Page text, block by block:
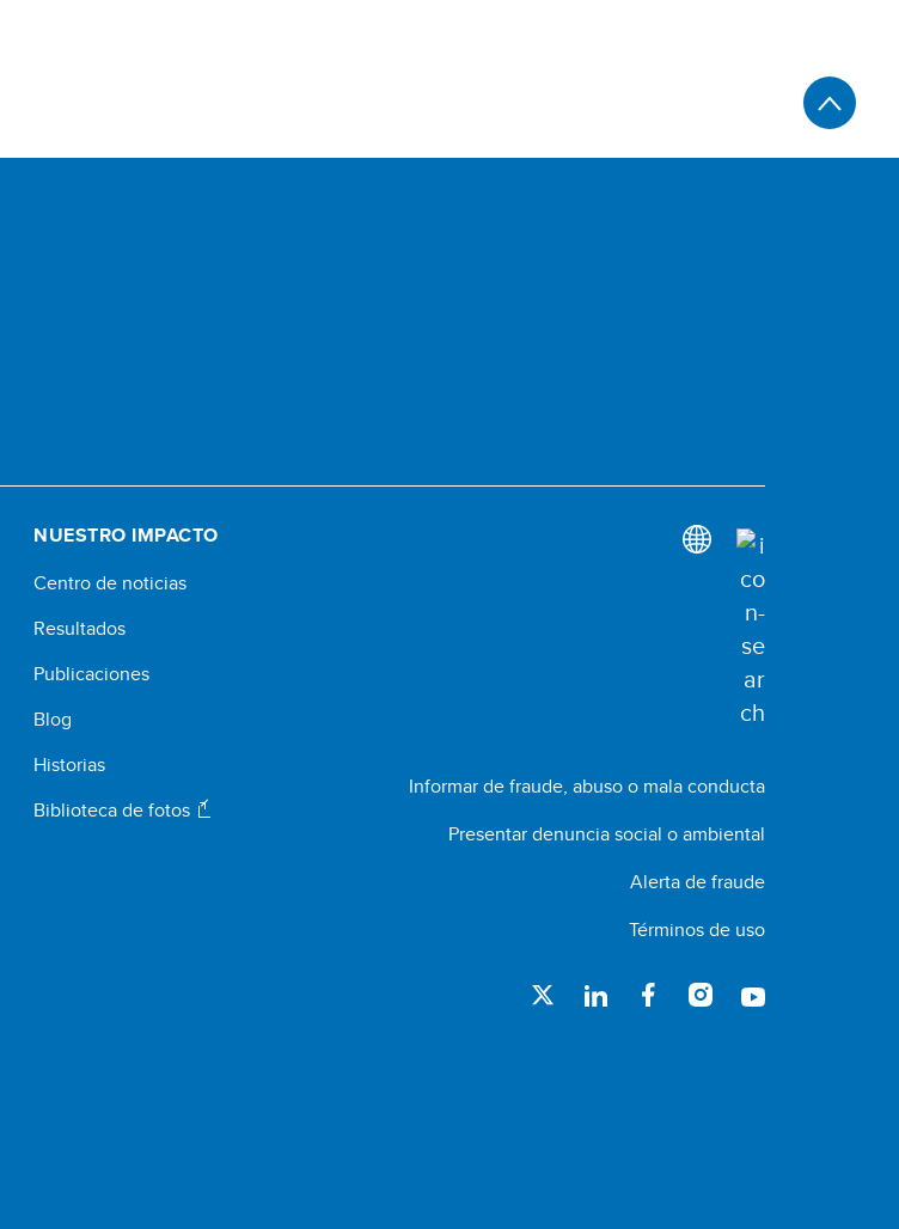
NUESTRO IMPACTO
Centro de noticias
Resultados
Publicaciones
Blog
Historias
Biblioteca de fotos
Informar de fraude, abuso o mala conducta
Presentar denuncia social o ambiental
Alerta de fraude
Términos de uso